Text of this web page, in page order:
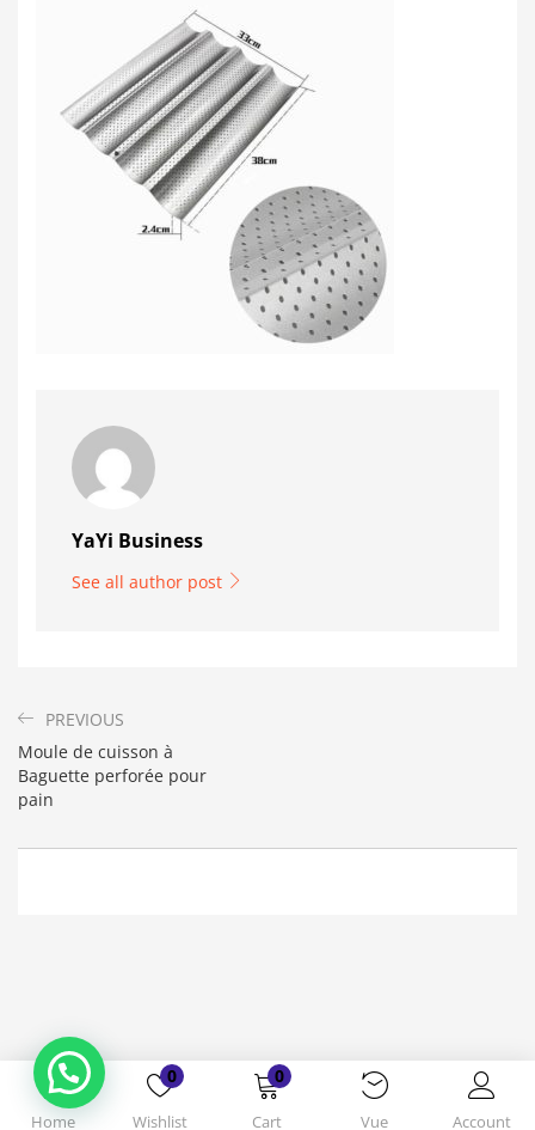
Home
0
Wishlist
0
Cart Vue Account
YaYi Business
See all author post
PREVIOUS
Moule de cuisson à
Baguette perforée pour
pain